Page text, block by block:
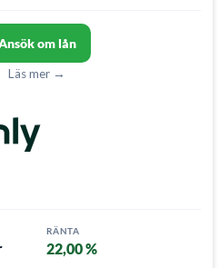
om lån
Läs mer →
RÄNTA
22,00 %